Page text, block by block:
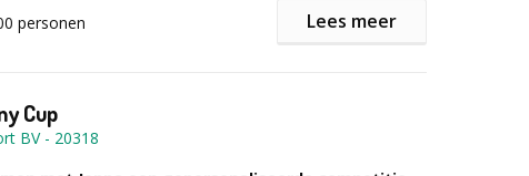
punt op kaart.
Na het oplossen van de vragen en raadsels krijgen jullie
over de score van de anderen.
personen Lees meer
Cup
BV- 20318